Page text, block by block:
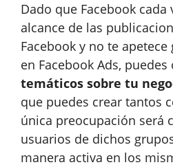
Dado que Facebook cada
alcance de las
Facebook y no te
en Facebook Ads, puedes
temáticos sobre tu
que puedes crear tantos
única preocupación será
usuarios de dichos
manera activa en los